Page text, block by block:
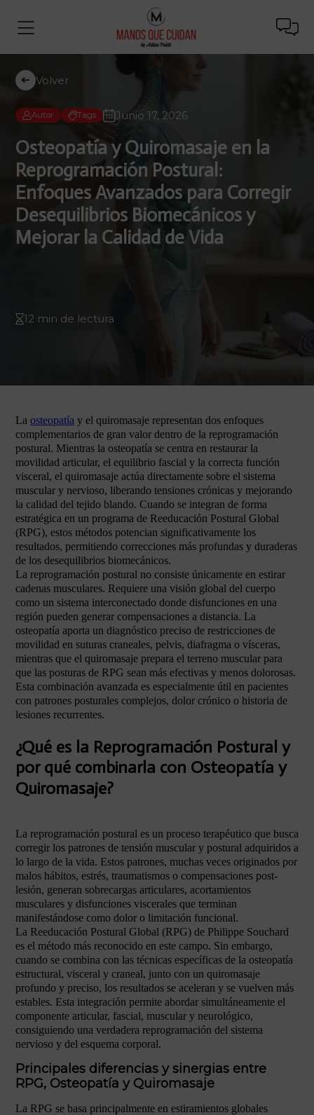
Volver
Autor Tags Junio 17, 2026
Osteopatía y Quiromasaje en la
Reprogramación Postural:
Enfoques Avanzados para Corregir
Desequilibrios Biomecánicos y
Mejorar la Calidad de Vida
12 min de lectura
La osteopatía y el quiromasaje representan dos enfoques
complementarios de gran valor dentro de la reprogramación
postural. Mientras la osteopatía se centra en restaurar la
movilidad articular, el equilibrio fascial y la correcta función
visceral, el quiromasaje actúa directamente sobre el sistema
muscular y nervioso, liberando tensiones crónicas y mejorando
la calidad del tejido blando. Cuando se integran de forma
estratégica en un programa de Reeducación Postural Global
(RPG), estos métodos potencian significativamente los
resultados, permitiendo correcciones más profundas y duraderas
de los desequilibrios biomecánicos.
La reprogramación postural no consiste únicamente en estirar
cadenas musculares. Requiere una visión global del cuerpo
como un sistema interconectado donde disfunciones en una
región pueden generar compensaciones a distancia. La
osteopatía aporta un diagnóstico preciso de restricciones de
movilidad en suturas craneales, pelvis, diafragma o vísceras,
mientras que el quiromasaje prepara el terreno muscular para
que las posturas de RPG sean más efectivas y menos dolorosas.
Esta combinación avanzada es especialmente útil en pacientes
con patrones posturales complejos, dolor crónico o historia de
lesiones recurrentes.
¿Qué es la Reprogramación Postural y
por qué combinarla con Osteopatía y
Quiromasaje?
La reprogramación postural es un proceso terapéutico que busca
corregir los patrones de tensión muscular y postural adquiridos a
lo largo de la vida. Estos patrones, muchas veces originados por
malos hábitos, estrés, traumatismos o compensaciones post-
lesión, generan sobrecargas articulares, acortamientos
musculares y disfunciones viscerales que terminan
manifestándose como dolor o limitación funcional.
La Reeducación Postural Global (RPG) de Philippe Souchard
es el método más reconocido en este campo. Sin embargo,
cuando se combina con las técnicas específicas de la osteopatía
estructural, visceral y craneal, junto con un quiromasaje
profundo y preciso, los resultados se aceleran y se vuelven más
estables. Esta integración permite abordar simultáneamente el
componente articular, fascial, muscular y neurológico,
consiguiendo una verdadera reprogramación del sistema
nervioso y del esquema corporal.
Principales diferencias y sinergias entre
RPG, Osteopatía y Quiromasaje
La RPG se basa principalmente en estiramientos globales